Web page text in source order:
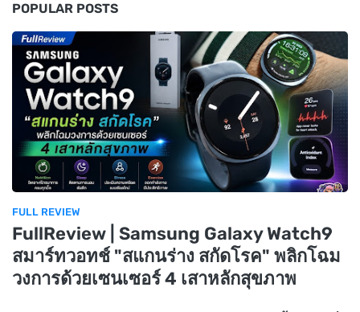
POPULAR POSTS
FULL REVIEW
FullReview | Samsung Galaxy Watch9
สมาร์ทวอทช์ "สแกนร่าง สกัดโรค" พลิกโฉม
วงการด้วยเซนเซอร์ 4 เสาหลักสุขภาพ